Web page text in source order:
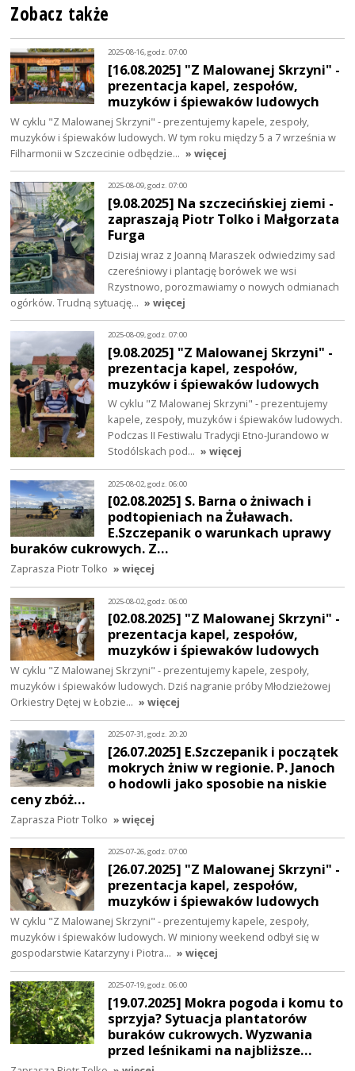
Zobacz także
2025-08-16, godz. 07:00
[16.08.2025] "Z Malowanej Skrzyni" -
prezentacja kapel, zespołów,
muzyków i śpiewaków ludowych
W cyklu "Z Malowanej Skrzyni" - prezentujemy kapele, zespoły,
muzyków i śpiewaków ludowych. W tym roku między 5 a 7 września w
Filharmonii w Szczecinie odbędzie… » więcej
2025-08-09, godz. 07:00
[9.08.2025] Na szczecińskiej ziemi -
zapraszają Piotr Tolko i Małgorzata
Furga
Dzisiaj wraz z Joanną Maraszek odwiedzimy sad
czereśniowy i plantację borówek we wsi
Rzystnowo, porozmawiamy o nowych odmianach
ogórków. Trudną sytuację… » więcej
2025-08-09, godz. 07:00
[9.08.2025] "Z Malowanej Skrzyni" -
prezentacja kapel, zespołów,
muzyków i śpiewaków ludowych
W cyklu "Z Malowanej Skrzyni" - prezentujemy
kapele, zespoły, muzyków i śpiewaków ludowych.
Podczas II Festiwalu Tradycji Etno-Jurandowo w
Stodólskach pod… » więcej
2025-08-02, godz. 06:00
[02.08.2025] S. Barna o żniwach i
podtopieniach na Żuławach.
E.Szczepanik o warunkach uprawy
buraków cukrowych. Z…
Zaprasza Piotr Tolko » więcej
2025-08-02, godz. 06:00
[02.08.2025] "Z Malowanej Skrzyni" -
prezentacja kapel, zespołów,
muzyków i śpiewaków ludowych
W cyklu "Z Malowanej Skrzyni" - prezentujemy kapele, zespoły,
muzyków i śpiewaków ludowych. Dziś nagranie próby Młodzieżowej
Orkiestry Dętej w Łobzie… » więcej
2025-07-31, godz. 20:20
[26.07.2025] E.Szczepanik i początek
mokrych żniw w regionie. P. Janoch
o hodowli jako sposobie na niskie
ceny zbóż…
Zaprasza Piotr Tolko » więcej
2025-07-26, godz. 07:00
[26.07.2025] "Z Malowanej Skrzyni" -
prezentacja kapel, zespołów,
muzyków i śpiewaków ludowych
W cyklu "Z Malowanej Skrzyni" - prezentujemy kapele, zespoły,
muzyków i śpiewaków ludowych. W miniony weekend odbył się w
gospodarstwie Katarzyny i Piotra… » więcej
2025-07-19, godz. 06:00
[19.07.2025] Mokra pogoda i komu to
sprzyja? Sytuacja plantatorów
buraków cukrowych. Wyzwania
przed leśnikami na najbliższe…